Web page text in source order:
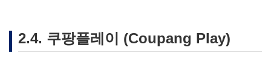
2.4. 쿠팡플레이 (Coupang Play)